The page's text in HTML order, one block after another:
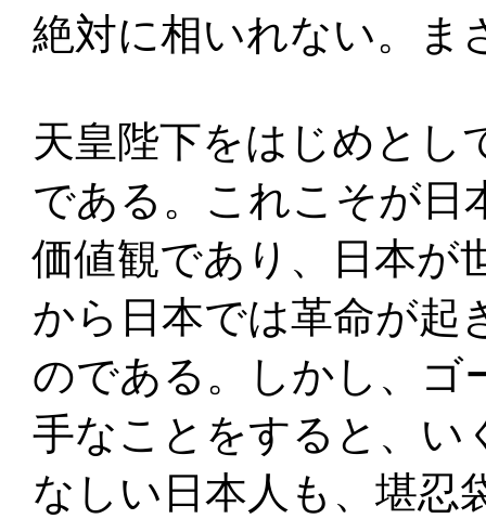
絶対に相いれない。ま
天皇陛下をはじめとし
である。これこそが日
価値観であり、日本が
から日本では革命が起
のである。しかし、ゴ
手なことをすると、い
なしい日本人も、堪忍